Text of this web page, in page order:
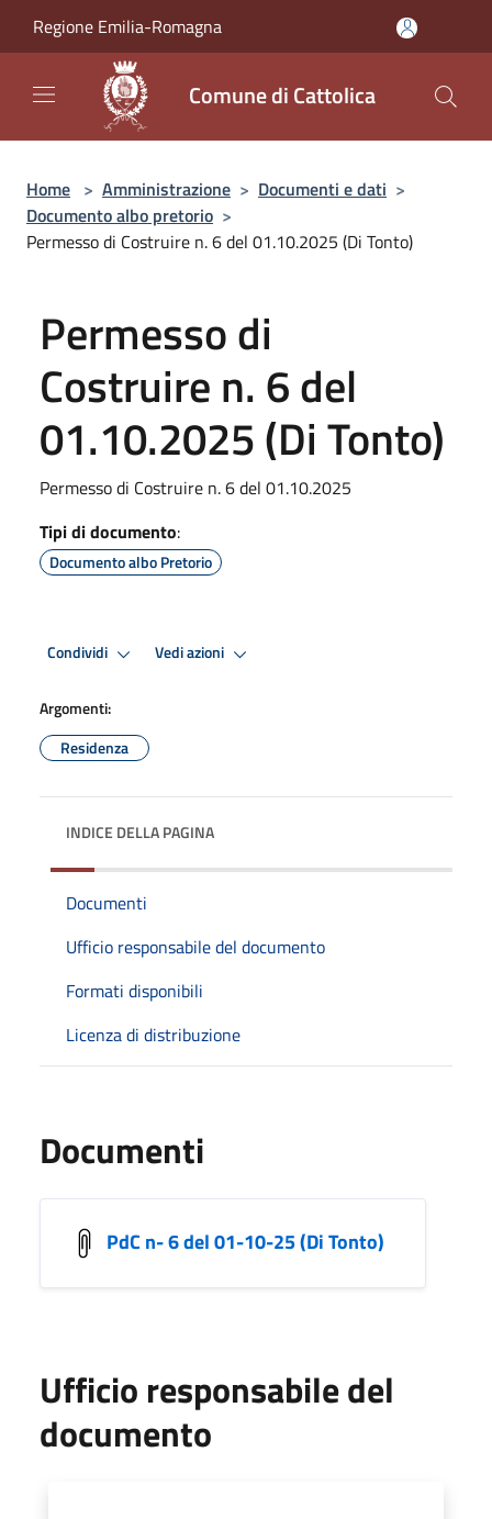
Regione Emilia-Romagna
Comune di Cattolica
Home > Amministrazione > Documenti e dati >
Documento albo pretorio >
Permesso di Costruire n. 6 del 01.10.2025 (Di Tonto)
Permesso di
Costruire n. 6 del
01.10.2025 (Di Tonto)
Permesso di Costruire n. 6 del 01.10.2025
Tipi di documento:
Documento albo Pretorio
Condividi Vedi azioni
Argomenti:
Residenza
INDICE DELLA PAGINA
Documenti
Ufficio responsabile del documento
Formati disponibili
Licenza di distribuzione
Documenti
PdC n- 6 del 01-10-25 (Di Tonto)
Ufficio responsabile del
documento